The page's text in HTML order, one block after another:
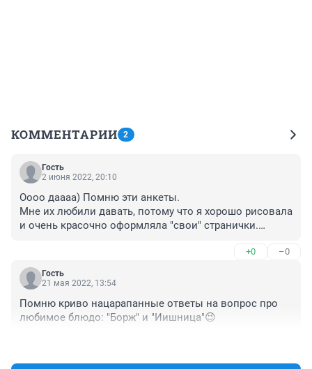
КОММЕНТАРИИ 2
Гость
2 июня 2022, 20:10
Оооо даааа) Помню эти анкеты.
Мне их любили давать, потому что я хорошо рисовала
и очень красочно оформляла "свои" странички.
тех, кто заполнял анкету до тебя, узнаёшь много
нового о них. Потом сама отвечаешь, стараешься
выдержать образ, раскрашиваешь всё до заполночи...
+0 –0
Гость
21 мая 2022, 13:54
Помню криво нацарапанные ответы на вопрос про
любимое блюдо: "Борж" и "Иишница"😉